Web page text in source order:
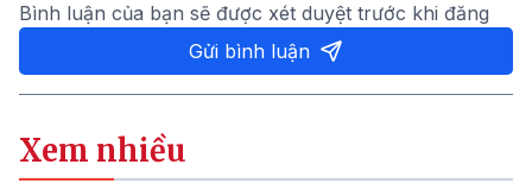
Bình luận của bạn sẽ được xét duyệt trước khi đăng
Gửi bình luận
Xem nhiều